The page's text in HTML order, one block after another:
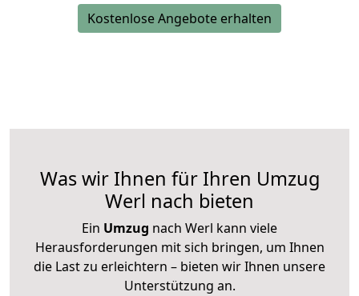
Kostenlose Angebote erhalten
Was wir Ihnen für Ihren Umzug
Werl nach bieten
Ein Umzug nach Werl kann viele
Herausforderungen mit sich bringen, um Ihnen
die Last zu erleichtern – bieten wir Ihnen unsere
Unterstützung an.